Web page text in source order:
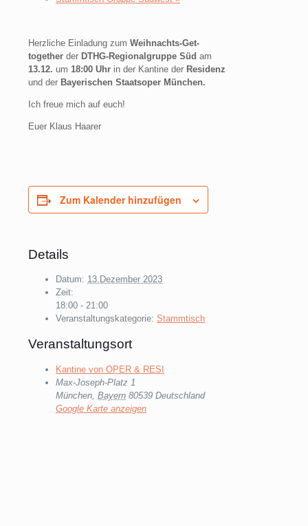
Herzliche Einladung zum Weihnachts-Get-
together der DTHG-Regionalgruppe Süd am
13.12. um 18:00 Uhr in der Kantine der Residenz
und der Bayerischen Staatsoper München.
Ich freue mich auf euch!
Euer Klaus Haarer
Zum Kalender hinzufügen
Details
Datum: 13.Dezember 2023
Zeit:
18:00 - 21:00
Veranstaltungskategorie: Stammtisch
Veranstaltungsort
Kantine von OPER & RESI
Max-Joseph-Platz 1
München Bayern 80539 Deutschland
Google Karte anzeigen